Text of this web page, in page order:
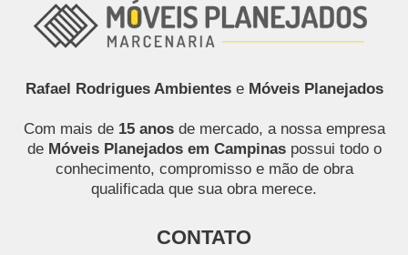
Rafael Rodrigues Ambientese Móveis Planejados
Com mais de 15 anosde mercado, a nossa empresa
de Móveis Planejados em Campinaspossui todo o
conhecimento, compromisso e mão de obra
qualificada que sua obra merece.
CONTATO